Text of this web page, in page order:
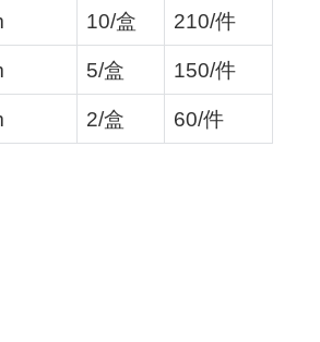
10/盒 210/件
5/盒 150/件
2/盒 60/件